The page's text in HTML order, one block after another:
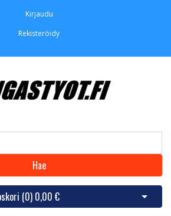
Kirjaudu
Rekisteröidy
Hae
(0) 0,00 € Avaa